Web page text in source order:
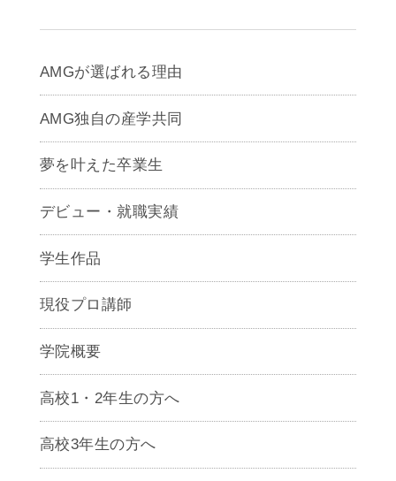
AMGが選ばれる理由
AMG独自の産学共同
夢を叶えた卒業生
デビュー・就職実績
学生作品
現役プロ講師
学院概要
高校1・2年生の方へ
高校3年生の方へ